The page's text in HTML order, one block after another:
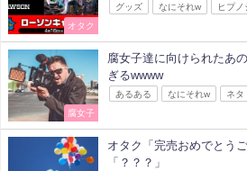
オタク
グッズ なにそれw ヒプノ
腐女子
腐女子達に向けられたあ
ぎるwwww
あるある なにそれw ネタ
オタク「完売おめでとう
「？？？」